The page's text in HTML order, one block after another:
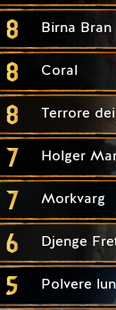
8 Birna Bran
8 Coral
8 Terrore
7 Holger
7 Morkvarg
6 Djenge
5 Polvere